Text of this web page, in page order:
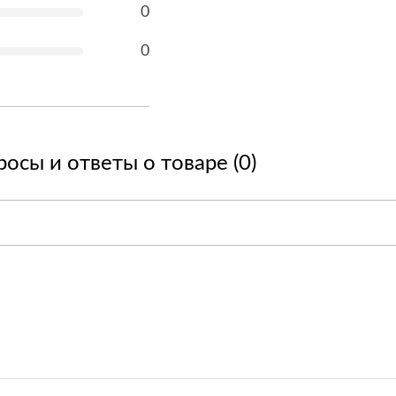
и ответы о товаре (0)
0
0